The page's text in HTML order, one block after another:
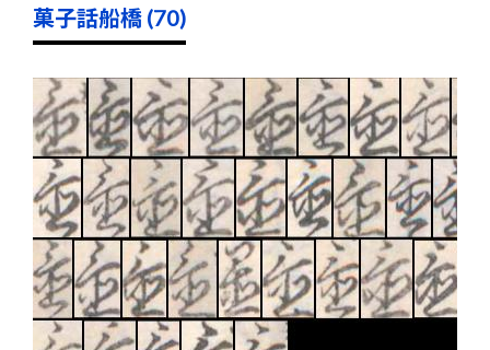
菓子話船橋 (70)